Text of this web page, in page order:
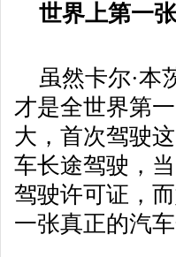
世界上第一
虽然卡尔·本
才是全世界第
大，首次驾驶
车长途驾驶，
驾驶许可证，
一张真正的汽车